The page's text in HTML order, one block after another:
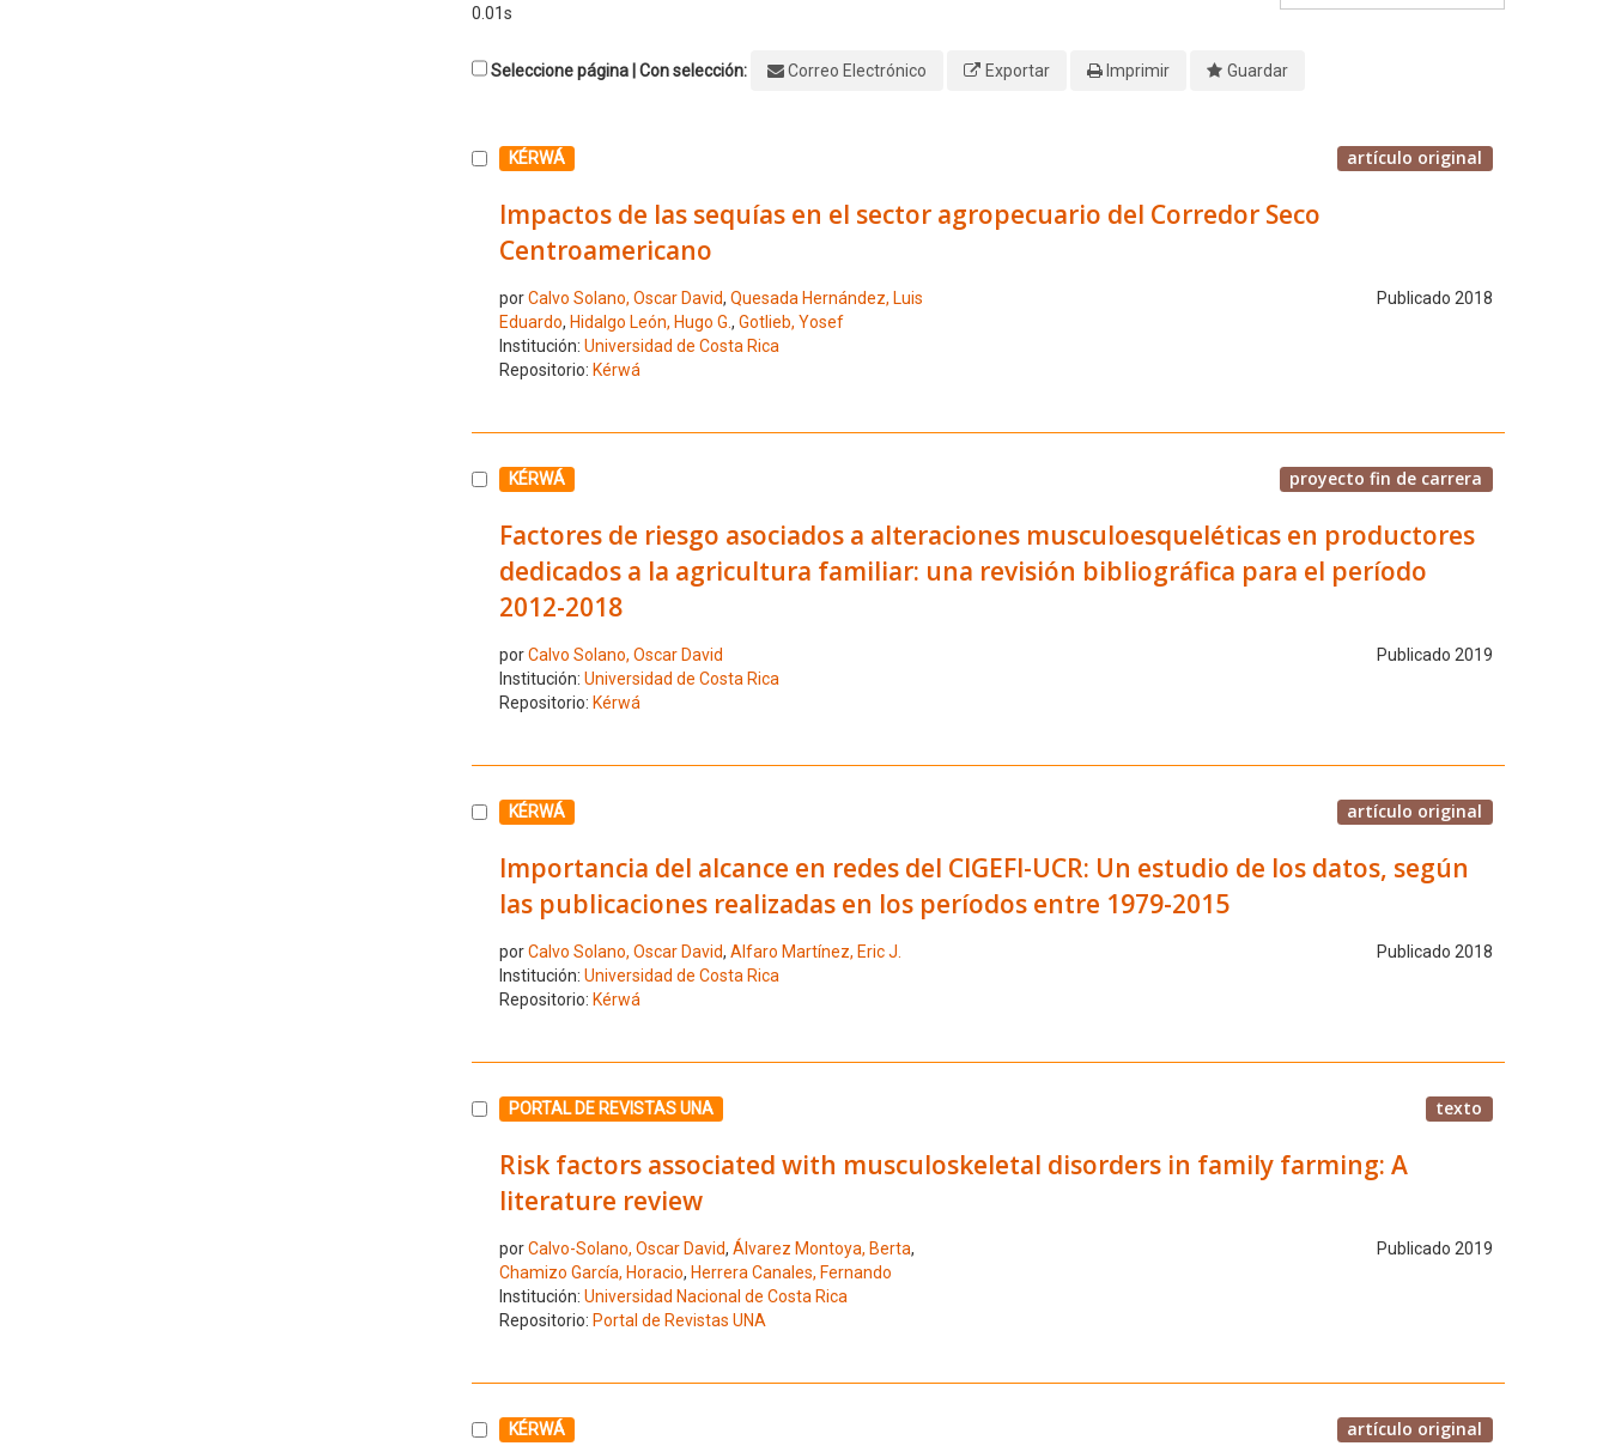
0.01s
Seleccione página | Con selección: Correo Electrónico Exportar Imprimir Guardar
Seleccione el número de resultado 1
KÉRWÁ artículo original
Impactos de las sequías en el sector agropecuario del Corredor Seco
Centroamericano
porCalvo Solano, Oscar David, Quesada Hernández, Luis
Eduardo, Hidalgo León, Hugo G., Gotlieb, Yosef
Publicado 2018
Institución: Universidad de Costa Rica
Repositorio: Kérwá
Seleccione el número de resultado 2
KÉRWÁ proyecto fin de carrera
Factores de riesgo asociados a alteraciones musculoesqueléticas en productores
dedicados a la agricultura familiar: una revisión bibliográfica para el período
2012-2018
porCalvo Solano, Oscar David
Publicado 2019
Institución: Universidad de Costa Rica
Repositorio: Kérwá
Seleccione el número de resultado 3
KÉRWÁ artículo original
Importancia del alcance en redes del CIGEFI-UCR: Un estudio de los datos, según
las publicaciones realizadas en los períodos entre 1979-2015
porCalvo Solano, Oscar David, Alfaro Martínez, Eric J.
Publicado 2018
Institución: Universidad de Costa Rica
Repositorio: Kérwá
Seleccione el número de resultado 4
PORTAL DE REVISTAS UNA texto
Risk factors associated with musculoskeletal disorders in family farming: A
literature review
porCalvo-Solano, Oscar David, Álvarez Montoya, Berta,
Chamizo García, Horacio, Herrera Canales, Fernando
Publicado 2019
Institución: Universidad Nacional de Costa Rica
Repositorio: Portal de Revistas UNA
Seleccione el número de resultado 5
KÉRWÁ artículo original